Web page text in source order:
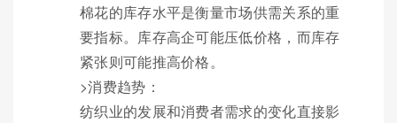
棉花的库存水平是衡量市场供需关系的重
要指标。库存高企可能压低价格，而库存
紧张则可能推高价格。
>消费趋势：
纺织业的发展和消费者需求的变化直接影